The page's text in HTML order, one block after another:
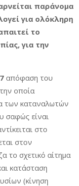
παράνομα
για ολόκληρη
το
για την
απόφαση του
οποία
των καταναλωτών
σαφώς είναι
στο
στον
το σχετικό αίτημα
κατάσταση
(κίνηση